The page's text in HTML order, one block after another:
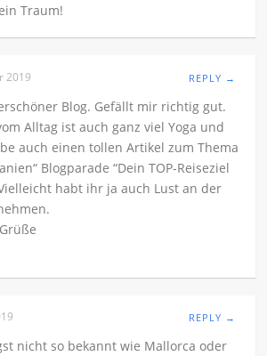
Traum!
2019 REPLY →
Blog. Gefällt mir richtig gut.
Alltag ist auch ganz viel Yoga und
auch einen tollen Artikel zum Thema
Blogparade “Dein TOP-Reiseziel
habt ihr ja auch Lust an der
REPLY →
nicht so bekannt wie Mallorca oder